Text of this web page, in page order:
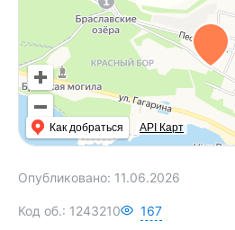
Как добраться API Карт
Опубликовано: 11.06.2026
Код об.: 1243210 167